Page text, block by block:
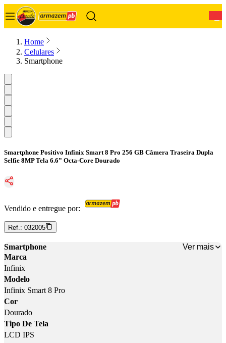
Home
Celulares
Smartphone
Smartphone Positivo Infinix Smart 8 Pro 256 GB Câmera Traseira Dupla
Selfie 8MP Tela 6.6” Octa-Core Dourado
Vendido e entregue por:
Ref.: 032005
Smartphone
Ver mais
Marca
Infinix
Modelo
Infinix Smart 8 Pro
Cor
Dourado
Tipo De Tela
LCD IPS